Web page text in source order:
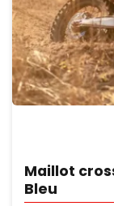
Maillot
Bleu